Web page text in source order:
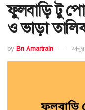
ফুলবাড়ি টু
ও ভাড়া
by Bn Amartrain